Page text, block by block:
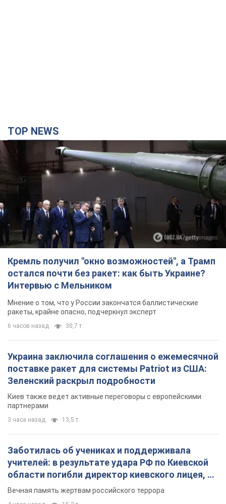
TOP NEWS
Кремль получил "окно возможностей", а Трамп
остался почти без ракет: как быть Украине?
Интервью с Мельником
Мнение о том, что у России закончатся баллистические
ракеты, крайне опасно, подчеркнул эксперт
6 часов назад 30,7 т.
Украина заключила соглашения о ежемесячной
поставке ракет для системы Patriot из США:
Зеленский раскрыл подробности
Киев также ведет активные переговоры с европейскими
партнерами
3 часа назад 13,5 т.
Заботилась об учениках и поддерживала
учителей: в результате удара РФ по Киевской
области погибли директор киевского лицея, её
муж и внук
Вечная память жертвам российского террора